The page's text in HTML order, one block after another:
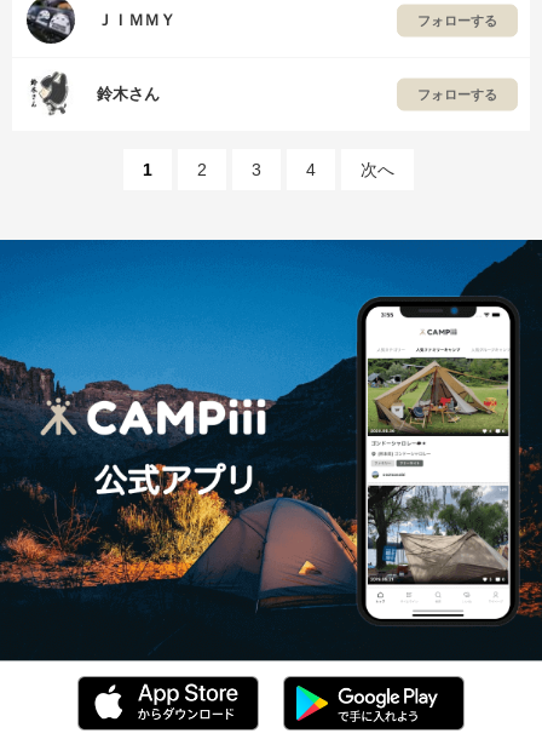
ＪＩＭＭＹ フォローする
鈴木さん フォローする
1 2 3 4 次へ